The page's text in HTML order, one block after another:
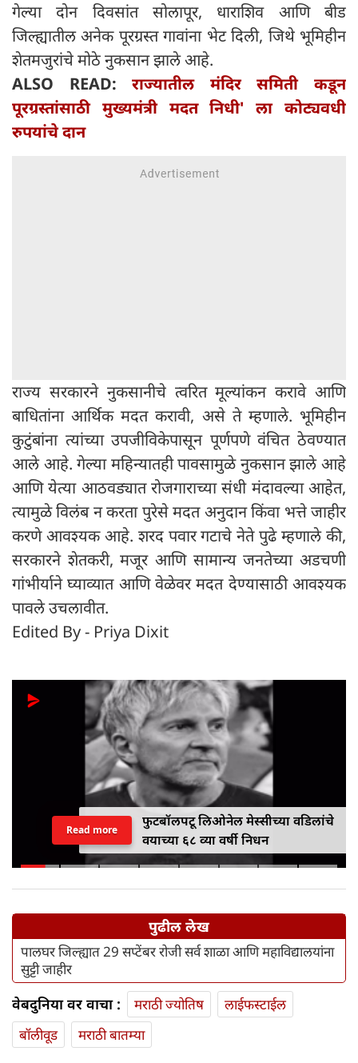
गेल्या दोन दिवसांत सोलापूर, धाराशिव आणि बीड
जिल्ह्यातील अनेक पूरग्रस्त गावांना भेट दिली, जिथे भूमिहीन
शेतमजुरांचे मोठे नुकसान झाले आहे.
ALSO READ:राज्यातील मंदिर समिती कडून
पूरग्रस्तांसाठी मुख्यमंत्री मदत निधी' ला कोट्यवधी
रुपयांचे दान
राज्य सरकारने नुकसानीचे त्वरित मूल्यांकन करावे आणि
बाधितांना आर्थिक मदत करावी, असे ते म्हणाले. भूमिहीन
कुटुंबांना त्यांच्या उपजीविकेपासून पूर्णपणे वंचित ठेवण्यात
आले आहे. गेल्या महिन्यातही पावसामुळे नुकसान झाले आहे
आणि येत्या आठवड्यात रोजगाराच्या संधी मंदावल्या आहेत,
त्यामुळे विलंब न करता पुरेसे मदत अनुदान किंवा भत्ते जाहीर
करणे आवश्यक आहे. शरद पवार गटाचे नेते पुढे म्हणाले की,
सरकारने शेतकरी, मजूर आणि सामान्य जनतेच्या अडचणी
गांभीर्याने घ्याव्यात आणि वेळेवर मदत देण्यासाठी आवश्यक
पावले उचलावीत.
Edited By - Priya Dixit
फुटबॉलपटू लिओनेल मेस्सीच्या वडिलांचे
वयाच्या ६८ व्या वर्षी निधन
Read more
पुढील लेख
पालघर जिल्ह्यात 29 सप्टेंबर रोजी सर्व शाळा आणि महाविद्यालयांना
सुट्टी जाहीर
वेबदुनिया वर वाचा : मराठी ज्योतिष
लाईफस्टाईल
बॉलीवूड
मराठी बातम्या